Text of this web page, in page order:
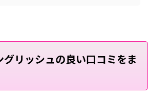
リッシュの良い口コミをま